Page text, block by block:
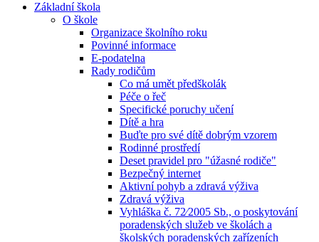
Základní škola
O škole
Organizace školního roku
Povinné informace
E-podatelna
Rady rodičům
Co má umět předškolák
Péče o řeč
Specifické poruchy učení
Dítě a hra
Buďte pro své dítě dobrým vzorem
Rodinné prostředí
Deset pravidel pro "úžasné rodiče"
Bezpečný internet
Aktivní pohyb a zdravá výživa
Zdravá výživa
Vyhláška č. 72⁄2005 Sb., o poskytování
poradenských služeb ve školách a
školských poradenských zařízeních